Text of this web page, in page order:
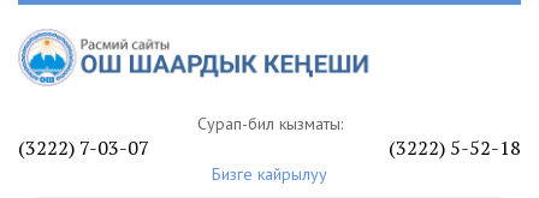
Сурап-билүү кызматы:
(3222) 7-03-07 (3222) 5-52-18
Бизге кайрылуу